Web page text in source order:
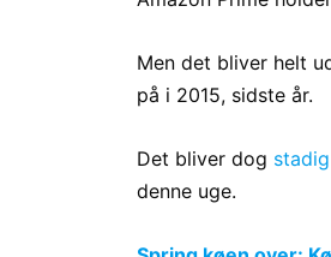
Men det bliver helt
på i 2015, sidste år.
Det bliver dog
denne uge.